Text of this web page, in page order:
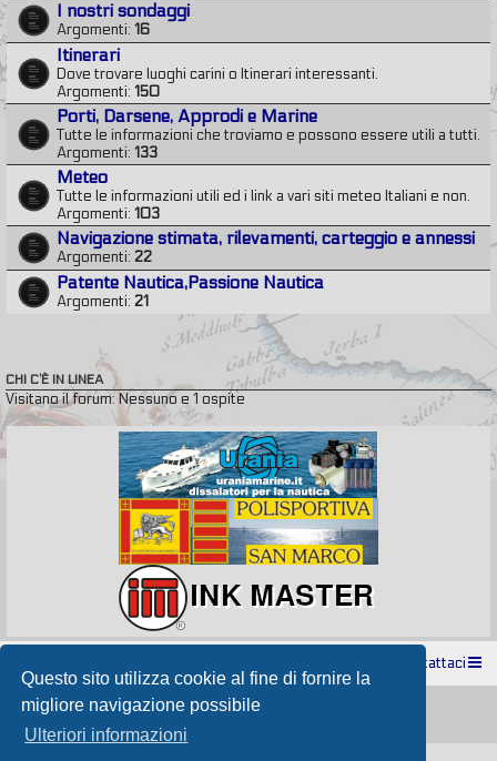
Questo sito utilizza cookie al fine di fornire la
migliore navigazione possibile
Ulteriori informazioni
I nostri sondaggi
Argomenti: 16
Itinerari
Dove trovare luoghi carini o Itinerari interessanti.
Argomenti: 150
Porti, Darsene, Approdi e Marine
Tutte le informazioni che troviamo e possono essere utili a tutti.
Argomenti: 133
Meteo
Tutte le informazioni utili ed i link a vari siti meteo Italiani e non.
Argomenti: 103
Navigazione stimata, rilevamenti, carteggio e annessi
Argomenti: 22
Patente Nautica,Passione Nautica
Argomenti: 21
CHI C’È IN LINEA
Visitano il forum: Nessuno e 1 ospite
Contattaci
Powered byphpBB® Forum Software © phpBB Limited
Passione Nutica 2017 style created by
Traduzione Italiana